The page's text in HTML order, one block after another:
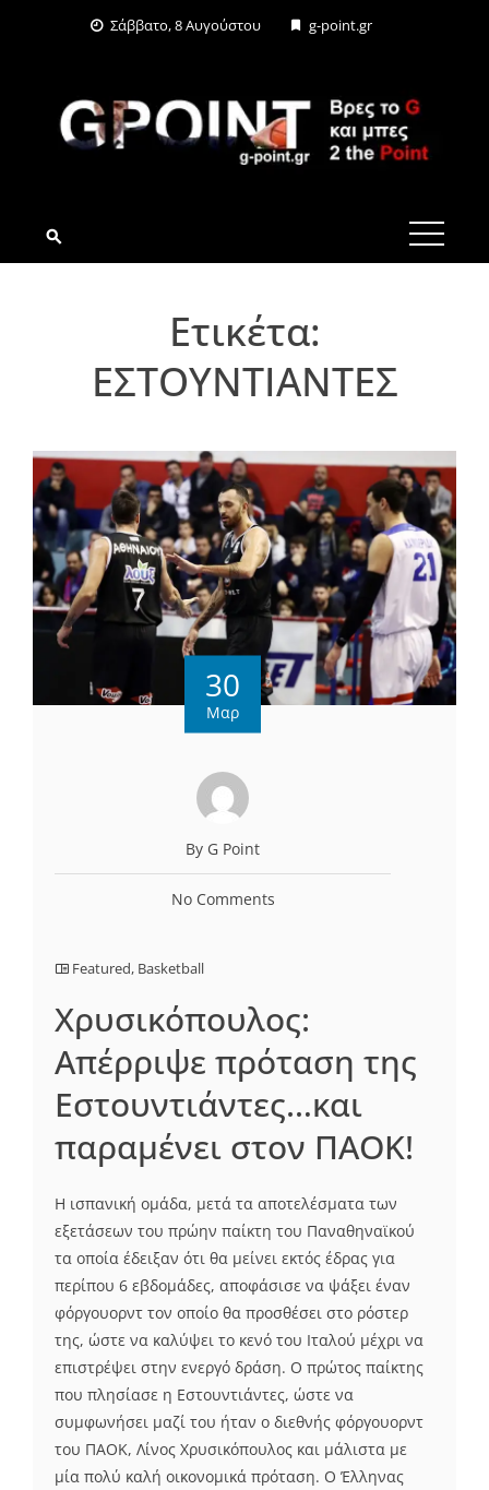
Σάββατο, 8 Αυγούστου g-point.gr
G-POINT.GR
Ετικέτα:
ΕΣΤΟΥΝΤΙΑΝΤΕΣ
30
Μαρ
By G Point
No Comments
Featured, Basketball
Χρυσικόπουλος:
Απέρριψε πρόταση της
Εστουντιάντες…και
παραμένει στον ΠΑΟΚ!
Η ισπανική ομάδα, μετά τα αποτελέσματα των
εξετάσεων του πρώην παίκτη του Παναθηναϊκού
τα οποία έδειξαν ότι θα μείνει εκτός έδρας για
περίπου 6 εβδομάδες, αποφάσισε να ψάξει έναν
φόργουορντ τον οποίο θα προσθέσει στο ρόστερ
της, ώστε να καλύψει το κενό του Ιταλού μέχρι να
επιστρέψει στην ενεργό δράση. Ο πρώτος παίκτης
που πλησίασε η Εστουντιάντες, ώστε να
συμφωνήσει μαζί του ήταν ο διεθνής φόργουορντ
του ΠΑΟΚ, Λίνος Χρυσικόπουλος και μάλιστα με
μία πολύ καλή οικονομικά πρόταση. Ο Έλληνας